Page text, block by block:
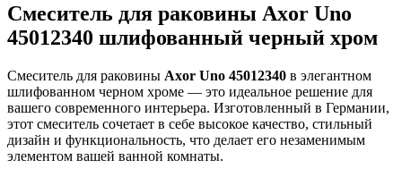
Смеситель для раковины Axor Uno
45012340 шлифованный черный хром
Смеситель для раковины Axor Uno 45012340 в элегантном
шлифованном черном хроме — это идеальное решение для
вашего современного интерьера. Изготовленный в Германии,
этот смеситель сочетает в себе высокое качество, стильный
дизайн и функциональность, что делает его незаменимым
элементом вашей ванной комнаты.